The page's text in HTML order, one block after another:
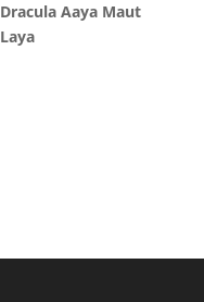
Dracula Aaya Maut
Laya